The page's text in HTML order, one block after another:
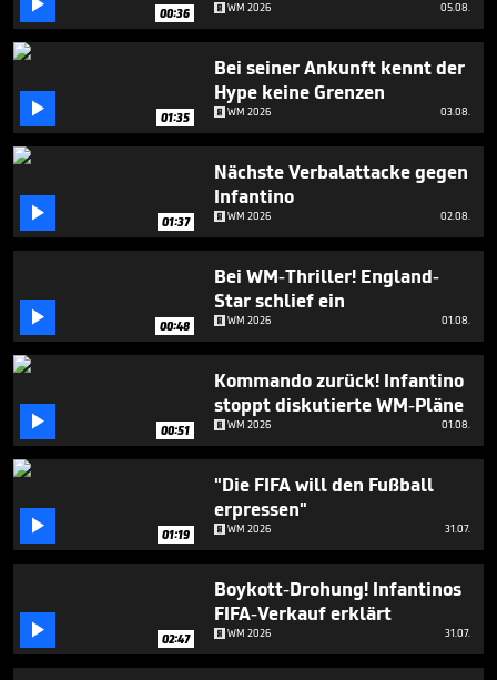
minute,
6
seconds
00:36 WM 2026 05.08.
 01:35
Bei seiner Ankunft kennt der
Hype keine Grenzen
WM 2026 03.08.
 01:37
Nächste Verbalattacke gegen
Infantino
WM 2026 02.08.
 00:48
Bei WM-Thriller! England-
Star schlief ein
WM 2026 01.08.
 00:51
Kommando zurück! Infantino
stoppt diskutierte WM-Pläne
WM 2026 01.08.
 01:19
"Die FIFA will den Fußball
erpressen"
WM 2026 31.07.
 02:47
Boykott-Drohung! Infantinos
FIFA-Verkauf erklärt
WM 2026 31.07.